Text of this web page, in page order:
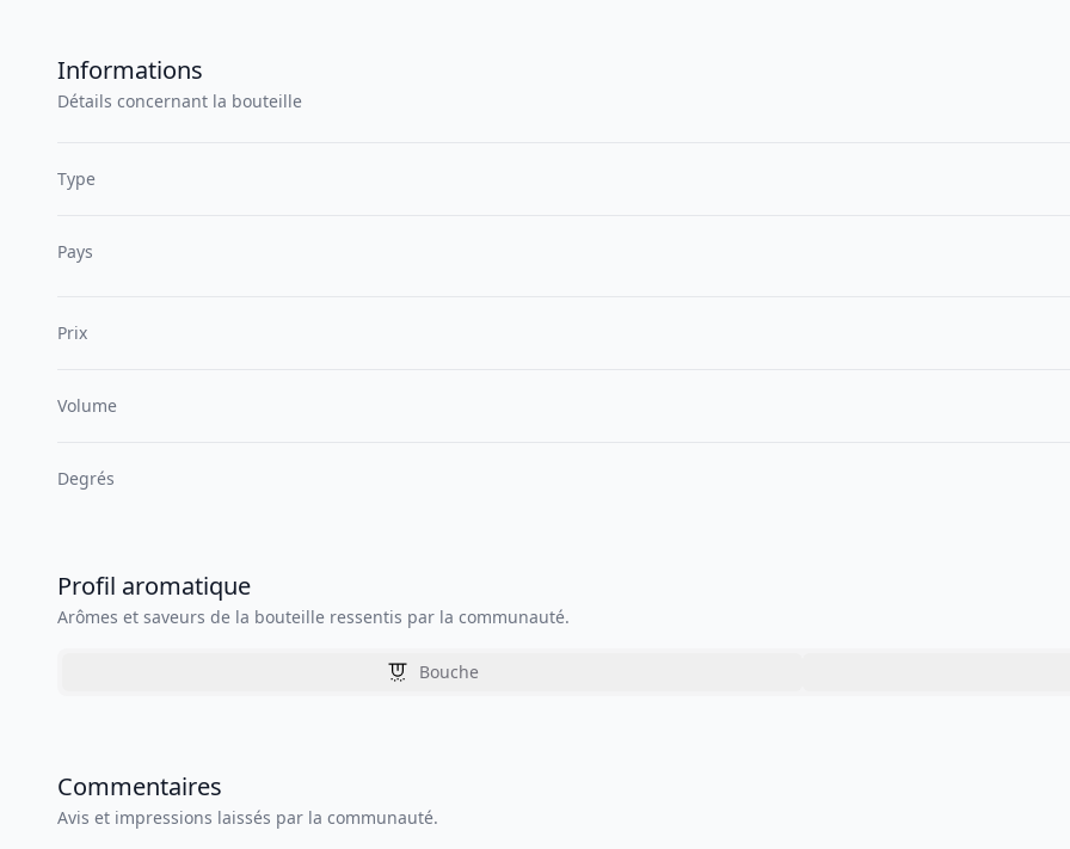
Informations
Détails concernant la bouteille
Type
Pays
Prix
Volume
Degrés
Profil aromatique
Arômes et saveurs de la bouteille ressentis par la communauté.
Bouche
Commentaires
Avis et impressions laissés par la communauté.